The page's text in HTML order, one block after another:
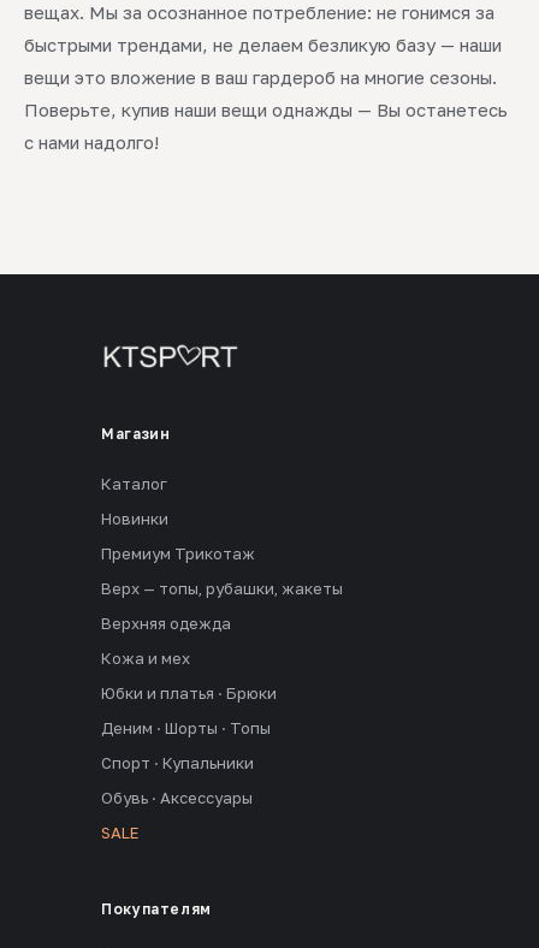
вещах. Мы за осознанное потребление: не гонимся за
быстрыми трендами, не делаем безликую базу — наши
вещи это вложение в ваш гардероб на многие сезоны.
Поверьте, купив наши вещи однажды — Вы останетесь
с нами надолго!
Магазин
Каталог
Новинки
Премиум Трикотаж
Верх — топы, рубашки, жакеты
Верхняя одежда
Кожа и мех
Юбки и платья · Брюки
Деним · Шорты · Топы
Спорт · Купальники
Обувь · Аксессуары
SALE
Покупателям